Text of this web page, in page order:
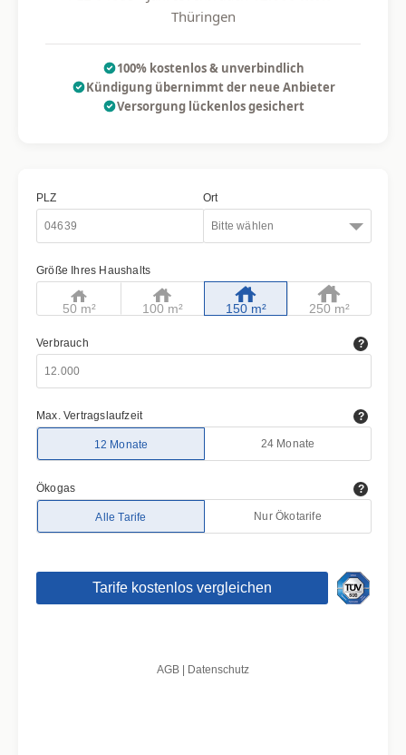
Thüringen
100% kostenlos & unverbindlich
Kündigung übernimmt der neue Anbieter
Versorgung lückenlos gesichert